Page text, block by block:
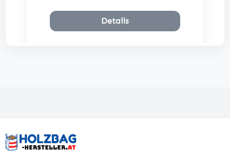
Details